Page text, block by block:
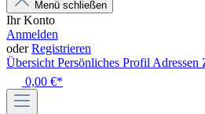
Menü schließen
Ihr Konto
Anmelden
oderRegistrieren
Übersicht Persönliches Profil Adressen
0,00 €*